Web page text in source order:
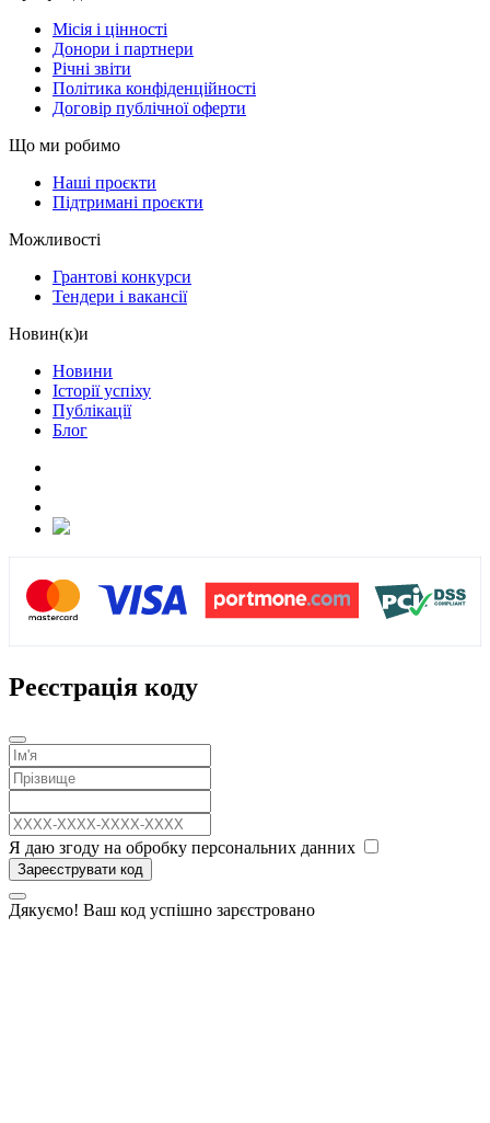
Місія і цінності
Донори і партнери
Річні звіти
Політика конфіденційності
Договір публічної оферти
Що ми робимо
Наші проєкти
Підтримані проєкти
Можливості
Грантові конкурси
Тендери і вакансії
Новин(к)и
Новини
Історії успіху
Публікації
Блог
Реєстрація коду
Я даю згоду на обробку персональних данних
Зареєструвати код
Дякуємо! Ваш код успішно зарєстровано